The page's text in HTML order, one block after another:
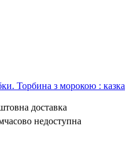
Торбина з морокою : казка
доставка
недоступна